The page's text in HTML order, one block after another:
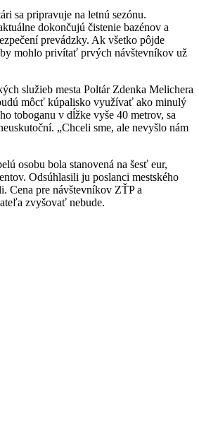
sa pripravuje na letnú sezónu.
dokončujú čistenie bazénov a
prevádzky. Ak všetko pôjde
mohlo privítať prvých návštevníkov už
služieb mesta Poltár Zdenka Melichera
môcť kúpalisko využívať ako minulý
toboganu v dĺžke vyše 40 metrov, sa
„Chceli sme, ale nevyšlo nám
osobu bola stanovená na šesť eur,
Odsúhlasili ju poslanci mestského
Cena pre návštevníkov ZŤP a
zvyšovať nebude.